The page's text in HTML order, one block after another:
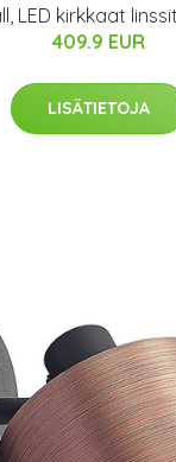
LED kirkkaat
409.9 EUR
LISÄTIETOJA